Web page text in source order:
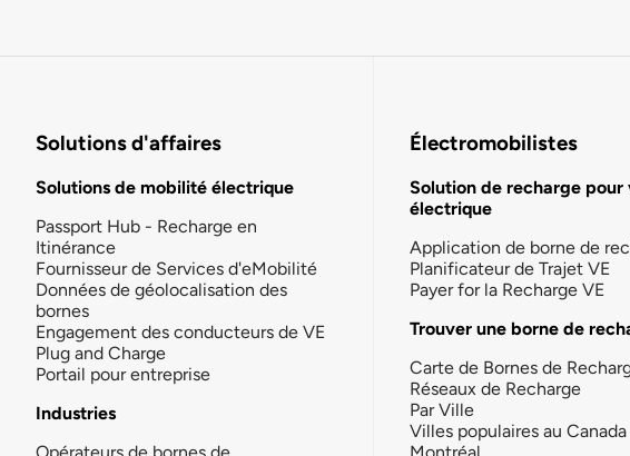
Solutions d'affaires
Solutions de mobilité électrique
Passport Hub - Recharge en
Itinérance
Fournisseur de Services d'eMobilité
Données de géolocalisation des
bornes
Engagement des conducteurs de VE
Plug and Charge
Portail pour entreprise
Industries
Électromobilistes
Solution de recharge pour
électrique
Application de borne de
Planificateur de Trajet VE
Payer for la Recharge VE
Trouver une borne de
Carte de Bornes de
Réseaux de Recharge
Par Ville
Villes populaires au Canada